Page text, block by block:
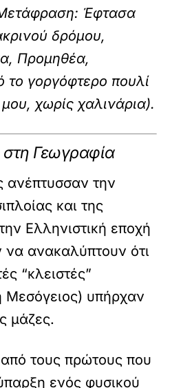
Έφτασα
δρόμου,
Προμηθέα,
το γοργόφτερο πουλί
χωρίς χαλινάρια).
Γεωγραφία
ανέπτυσσαν την
και της
Ελληνιστική εποχή
να ανακαλύπτουν ότι
“κλειστές”
υπήρχαν
μάζες.
τους πρώτους που
ενός φυσικού